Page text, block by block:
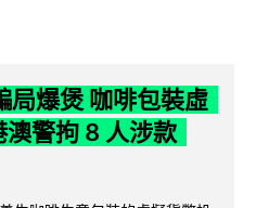
局爆煲 咖啡包裝虛
警拘 8 人涉款